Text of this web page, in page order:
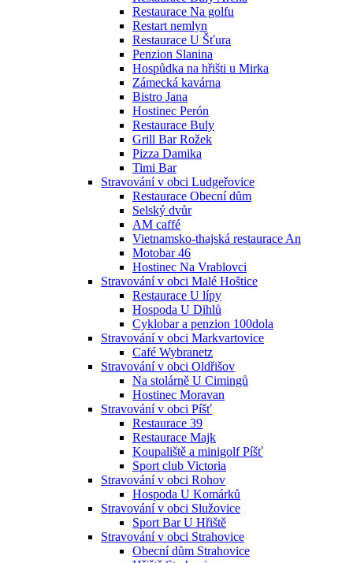
Restaurace Na golfu
Restart nemlyn
Restaurace U Šťura
Penzion Slanina
Hospůdka na hřišti u Mirka
Zámecká kavárna
Bistro Jana
Hostinec Perón
Restaurace Buly
Grill Bar Rožek
Pizza Damika
Timi Bar
Stravování v obci Ludgeřovice
Restaurace Obecní dům
Selský dvůr
AM caffé
Vietnamsko-thajská restaurace An
Motobar 46
Hostinec Na Vrablovci
Stravování v obci Malé Hoštice
Restaurace U lípy
Hospoda U Dihlů
Cyklobar a penzion 100dola
Stravování v obci Markvartovice
Café Wybranetz
Stravování v obci Oldřišov
Na stolárně U Cimingů
Hostinec Moravan
Stravování v obci Píšť
Restaurace 39
Restaurace Majk
Koupaliště a minigolf Píšť
Sport club Victoria
Stravování v obci Rohov
Hospoda U Komárků
Stravování v obci Služovice
Sport Bar U Hřiště
Stravování v obci Strahovice
Obecní dům Strahovice